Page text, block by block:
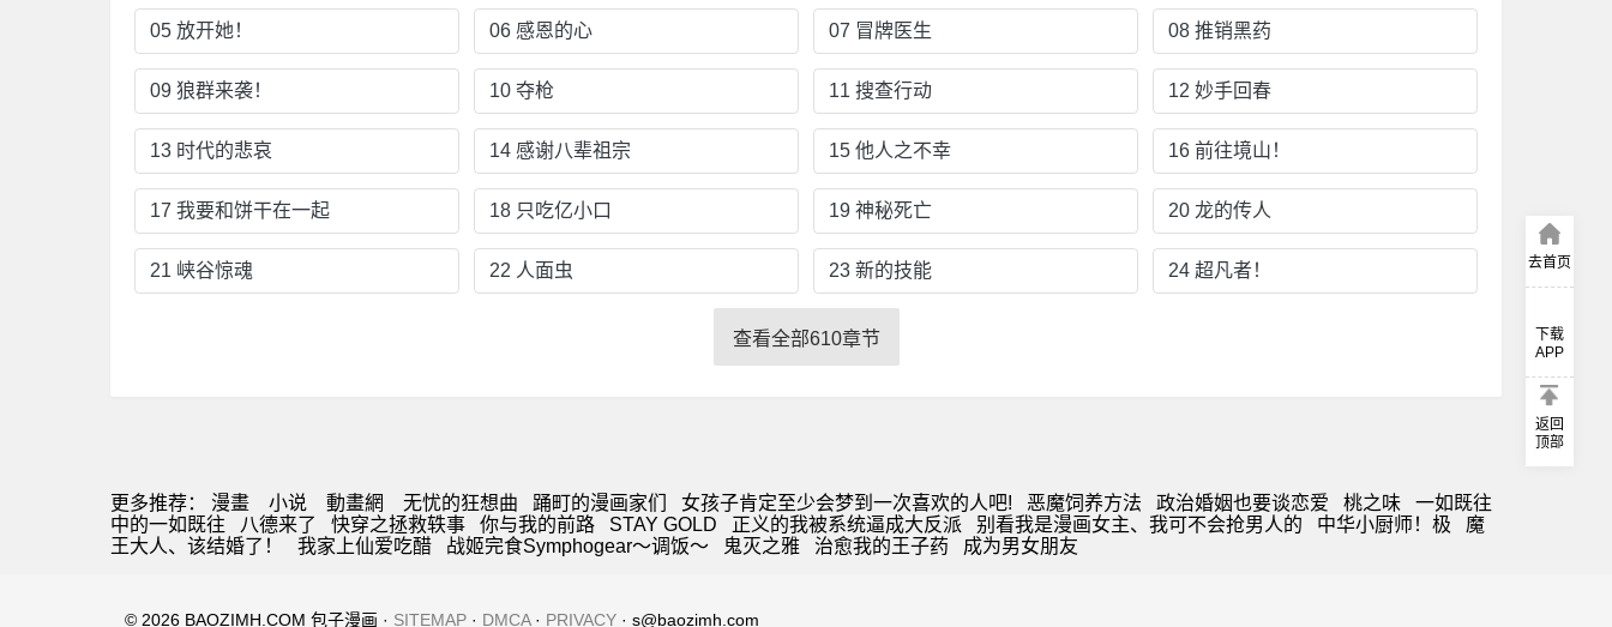
05 放开她！ 06 感恩的心 07 冒牌医生 08 推销黑药
09 狼群来袭！ 10 夺枪 11 搜查行动 12 妙手回春
13 时代的悲哀 14 感谢八辈祖宗 15 他人之不幸 16 前往境山！
17 我要和饼干在一起 18 只吃亿小口 19 神秘死亡 20 龙的传人
21 峡谷惊魂 22 人面虫 23 新的技能 24 超凡者！
查看全部610章节
更多推荐： 漫畫 小说 動畫網 无忧的狂想曲 踊町的漫画家们 女孩子肯定至少会梦到一次喜欢的人吧! 恶魔饲养方法 政治婚姻也要谈恋爱 桃之味
一如既往
中的一如既往
八德来了 快穿之拯救轶事 你与我的前路 STAY GOLD 正义的我被系统逼成大反派 别看我是漫画女主、我可不会抢男人的 中华小厨师！极
魔
王大人、该结婚了！
我家上仙爱吃醋 战姬完食Symphogear～调饭～ 鬼灭之雅 治愈我的王子药 成为男女朋友
去首页
下载
APP
返回
顶部
© 2026 BAOZIMH.COM 包子漫画 · SITEMAP · DMCA· PRIVACY · s@baozimh.com